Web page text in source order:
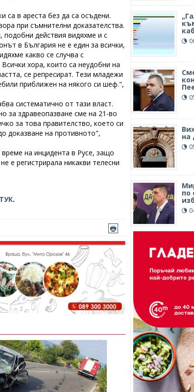
са в ареста без да са осъдени.
при съмнителни доказателства.
подобни действия видяхме и с
в България не е един за всички,
какво се случва с
хора, които са неудобни на
се репресират. Тези младежи
приближен на някого си шеф.",
систематично от тази власт.
за здравеопазване сме на 21-во
за това правителство, което си
доказване на противното",
на инцидента в Русе, защо
е регистрирала никакви телесни
.
на
по